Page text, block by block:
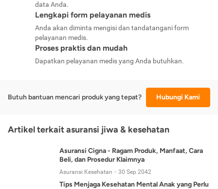
data Anda.
Lengkapi form pelayanan medis
Anda akan diminta mengisi dan tandatangani form
pelayanan medis.
Proses praktis dan mudah
Dapatkan pelayanan medis yang Anda butuhkan.
Butuh bantuan mencari produk yang tepat? Hubungi Kami
Artikel terkait asuransi jiwa & kesehatan
Asuransi Cigna - Ragam Produk, Manfaat, Cara
Beli, dan Prosedur Klaimnya
Asuransi Kesehatan 30 Sep 2042
Tips Menjaga Kesehatan Mental Anak yang Perlu